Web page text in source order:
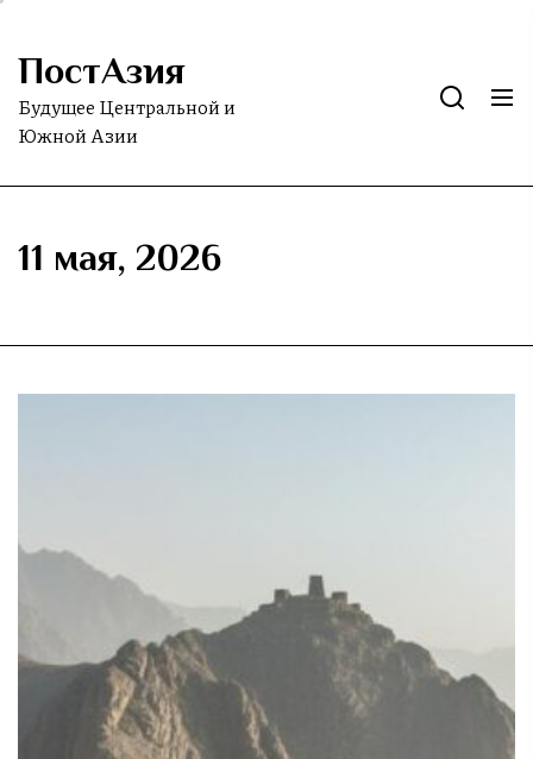
Skip
the
content
ПостАзия
Будущее Центральной и
Южной Азии
11 мая, 2026